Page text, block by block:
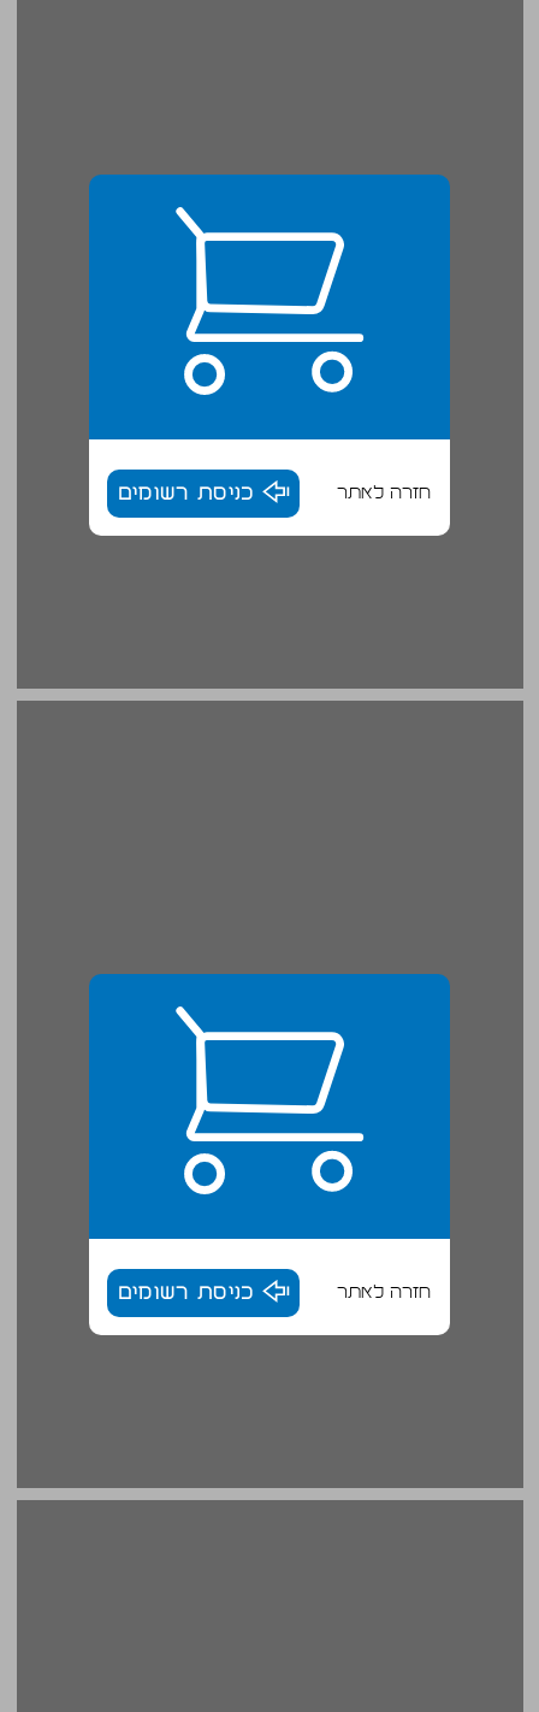
חזרה לאתר כניסת רשומים
חזרה לאתר כניסת רשומים